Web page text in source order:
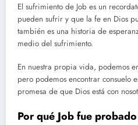
El sufrimiento de Job es un
pueden sufrir y que la fe en Dios
también es una historia de
medio del sufrimiento.
En nuestra propia vida, podemos
pero podemos encontrar consuelo
promesa de que Dios está con
Por qué Job fue probado